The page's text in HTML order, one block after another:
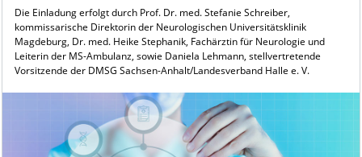
Die Einladung erfolgt durch Prof. Dr. med. Stefanie Schreiber,
kommissarische Direktorin der Neurologischen Universitätsklinik
Magdeburg, Dr. med. Heike Stephanik, Fachärztin für Neurologie und
Leiterin der MS-Ambulanz, sowie Daniela Lehmann, stellvertretende
Vorsitzende der DMSG Sachsen-Anhalt/Landesverband Halle e. V.